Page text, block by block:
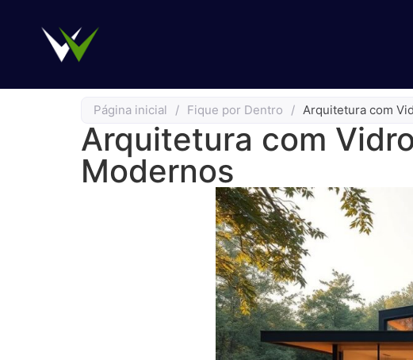
Página inicial / Fique por Dentro / Arquitetura com
Arquitetura com
Modernos